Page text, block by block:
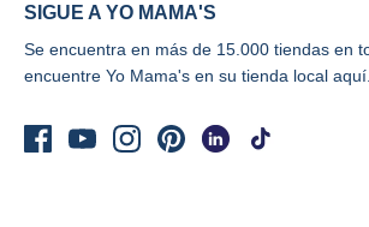
SIGUE A YO MAMA'S
Se encuentra en más de 15.000 tiendas en
encuentre Yo Mama's en su tienda local aquí..